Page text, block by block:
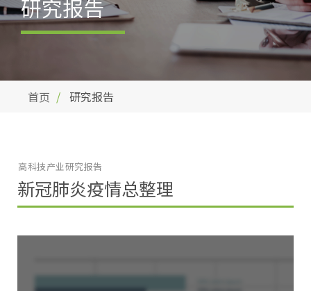
研究报告
首页 研究报告
新冠肺炎疫情总整理
高科技产业研究报告